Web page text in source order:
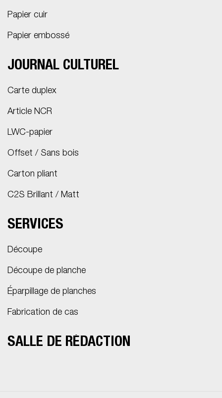
Papier cuir
Papier embossé
JOURNAL CULTUREL
Carte duplex
Article NCR
LWC-papier
Offset / Sans bois
Carton pliant
C2S Brillant / Matt
SERVICES
Découpe
Découpe de planche
Éparpillage de planches
Fabrication de cas
SALLE DE RÉDACTION